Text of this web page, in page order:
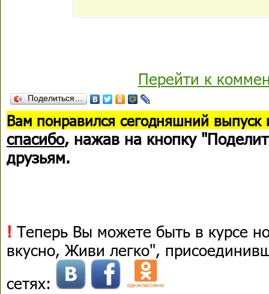
Перейти к
Поделиться…
Вам понравился сегодняшний выпуск
спасибо, нажав на кнопку
друзьям.
! Теперь Вы можете быть в курсе
вкусно, Живи легко",
сетях: